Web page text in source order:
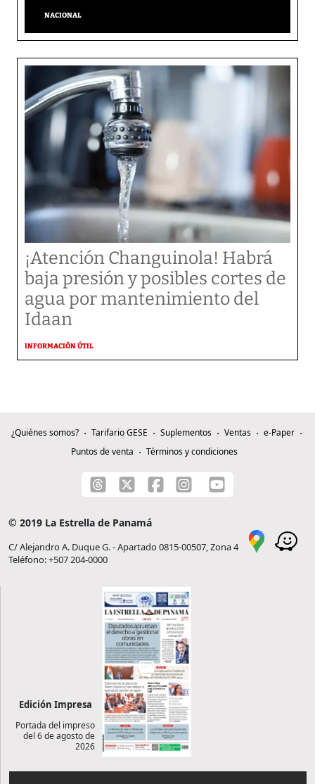
NACIONAL
¡Atención Changuinola! Habrá
baja presión y posibles cortes de
agua por mantenimiento del
Idaan
INFORMACIÓN ÚTIL
¿Quiénes somos? Tarifario GESE Suplementos Ventas
e-Paper
Puntos de venta
Términos y condiciones
© 2019 La Estrella de Panamá
C/ Alejandro A. Duque G. - Apartado 0815-00507, Zona 4
Teléfono: +507 204-0000
Edición Impresa
Portada del impreso
del 6 de agosto de
2026